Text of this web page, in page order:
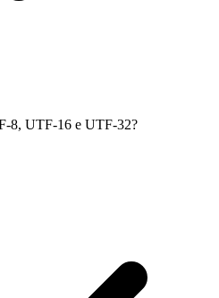
8, UTF-16 e UTF-32?